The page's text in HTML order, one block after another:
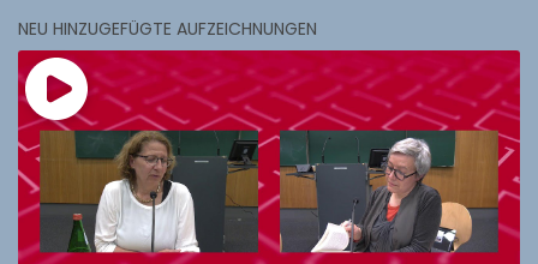
NEU HINZUGEFÜGTE AUFZEICHNUNGEN